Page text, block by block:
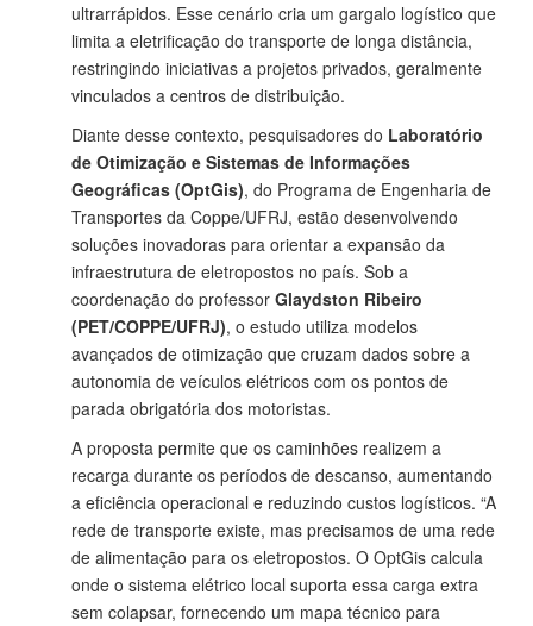
ultrarrápidos. Esse cenário cria um gargalo logístico que
limita a eletrificação do transporte de longa distância,
restringindo iniciativas a projetos privados, geralmente
vinculados a centros de distribuição.
Diante desse contexto, pesquisadores do Laboratório
de Otimização e Sistemas de Informações
Geográficas (OptGis), do Programa de Engenharia de
Transportes da Coppe/UFRJ, estão desenvolvendo
soluções inovadoras para orientar a expansão da
infraestrutura de eletropostos no país. Sob a
coordenação do professor Glaydston Ribeiro
(PET/COPPE/UFRJ), o estudo utiliza modelos
avançados de otimização que cruzam dados sobre a
autonomia de veículos elétricos com os pontos de
parada obrigatória dos motoristas.
A proposta permite que os caminhões realizem a
recarga durante os períodos de descanso, aumentando
a eficiência operacional e reduzindo custos logísticos. “A
rede de transporte existe, mas precisamos de uma rede
de alimentação para os eletropostos. O OptGis calcula
onde o sistema elétrico local suporta essa carga extra
sem colapsar, fornecendo um mapa técnico para